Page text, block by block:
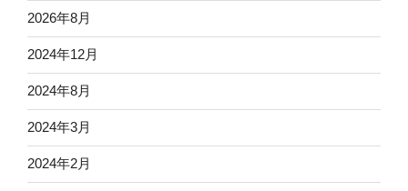
2026年8月
2024年12月
2024年8月
2024年3月
2024年2月